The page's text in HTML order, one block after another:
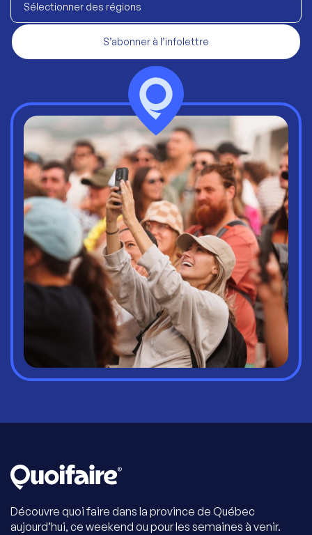
Sélectionner des régions
S’abonner à l’infolettre
Découvre quoi faire dans la province de Québec
aujourd’hui, ce weekend ou pour les semaines à venir.